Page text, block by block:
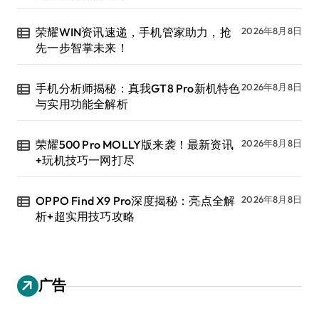
荣耀WIN资讯速递，手机管家助力，抢
先一步智掌未来！
2026年8月8日
手机分析师揭秘：真我GT8 Pro新机特色
与实用功能全解析
2026年8月8日
荣耀500 Pro MOLLY版来袭！最新资讯
+玩机技巧一网打尽
2026年8月8日
OPPO Find X9 Pro深度揭秘：亮点全解
析+超实用技巧攻略
2026年8月8日
广告